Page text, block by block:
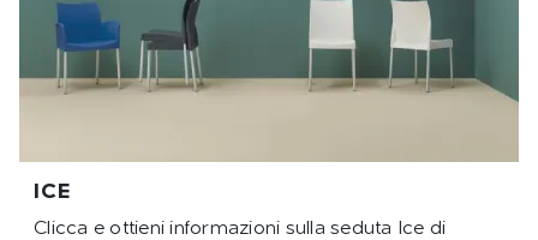
ICE
Clicca e ottieni informazioni sulla seduta Ice di